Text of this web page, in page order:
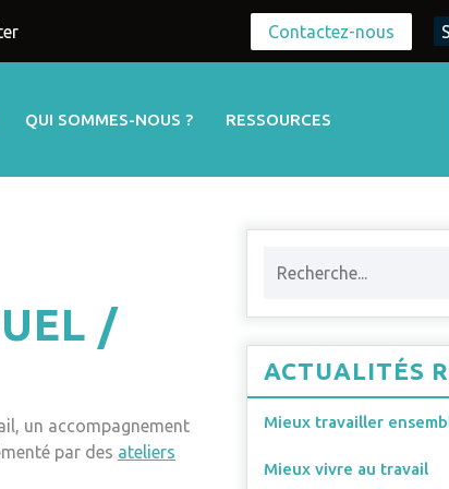
Contactez-nous
QUI SOMMES-NOUS ? RESSOURCES
/
un accompagnement
par des ateliers
ACTUALITÉS
Mieux travailler
Mieux vivre au travail